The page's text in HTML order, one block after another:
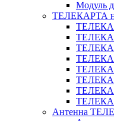
Модуль
ТЕЛЕКАРТА
Антенна